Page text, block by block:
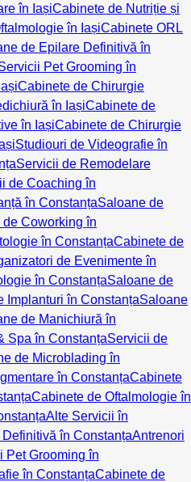
în IașiCabinete de Nutriție și
în IașiCabinete ORL
de Epilare Definitivă în
Pet Grooming în
Cabinete de Chirurgie
în IașiCabinete de
în IașiCabinete de Chirurgie
Studiouri de Videografie în
Servicii de Remodelare
de Coaching în
în ConstanțaSaloane de
de Coworking în
în ConstanțaCabinete de
de Evenimente în
în ConstanțaSaloane de
Implanturi în ConstanțaSaloane
de Manichiură în
Spa în ConstanțaServicii de
de Microblading în
în ConstanțaCabinete
Cabinete de Oftalmologie în
Alte Servicii în
în ConstanțaAntrenori
Pet Grooming în
în ConstanțaCabinete de